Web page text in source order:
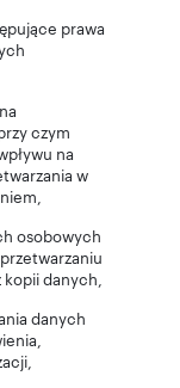
prawa
czym
na
w
osobowych
danych,
danych